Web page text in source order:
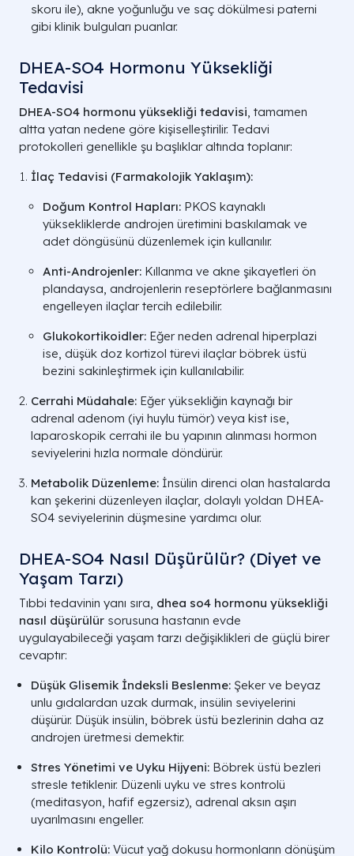
skoru ile), akne yoğunluğu ve saç dökülmesi paterni
gibi klinik bulguları puanlar.
DHEA-SO4 Hormonu Yüksekliği
Tedavisi
DHEA-SO4 hormonu yüksekliği tedavisi , tamamen
altta yatan nedene göre kişiselleştirilir. Tedavi
protokolleri genellikle şu başlıklar altında toplanır:
İlaç Tedavisi (Farmakolojik Yaklaşım):
Doğum Kontrol Hapları: PKOS kaynaklı
yüksekliklerde androjen üretimini baskılamak ve
adet döngüsünü düzenlemek için kullanılır.
Anti-Androjenler: Kıllanma ve akne şikayetleri ön
plandaysa, androjenlerin reseptörlere bağlanmasını
engelleyen ilaçlar tercih edilebilir.
Glukokortikoidler: Eğer neden adrenal hiperplazi
ise, düşük doz kortizol türevi ilaçlar böbrek üstü
bezini sakinleştirmek için kullanılabilir.
Cerrahi Müdahale: Eğer yüksekliğin kaynağı bir
adrenal adenom (iyi huylu tümör) veya kist ise,
laparoskopik cerrahi ile bu yapının alınması hormon
seviyelerini hızla normale döndürür.
Metabolik Düzenleme: İnsülin direnci olan hastalarda
kan şekerini düzenleyen ilaçlar, dolaylı yoldan DHEA-
SO4 seviyelerinin düşmesine yardımcı olur.
DHEA-SO4 Nasıl Düşürülür? (Diyet ve
Yaşam Tarzı)
Tıbbi tedavinin yanı sıra, dhea so4 hormonu yüksekliği
nasıl düşürülür sorusuna hastanın evde
uygulayabileceği yaşam tarzı değişiklikleri de güçlü birer
cevaptır:
Düşük Glisemik İndeksli Beslenme: Şeker ve beyaz
unlu gıdalardan uzak durmak, insülin seviyelerini
düşürür. Düşük insülin, böbrek üstü bezlerinin daha az
androjen üretmesi demektir.
Stres Yönetimi ve Uyku Hijyeni: Böbrek üstü bezleri
stresle tetiklenir. Düzenli uyku ve stres kontrolü
(meditasyon, hafif egzersiz), adrenal aksın aşırı
uyarılmasını engeller.
Kilo Kontrolü: Vücut yağ dokusu hormonların dönüşüm